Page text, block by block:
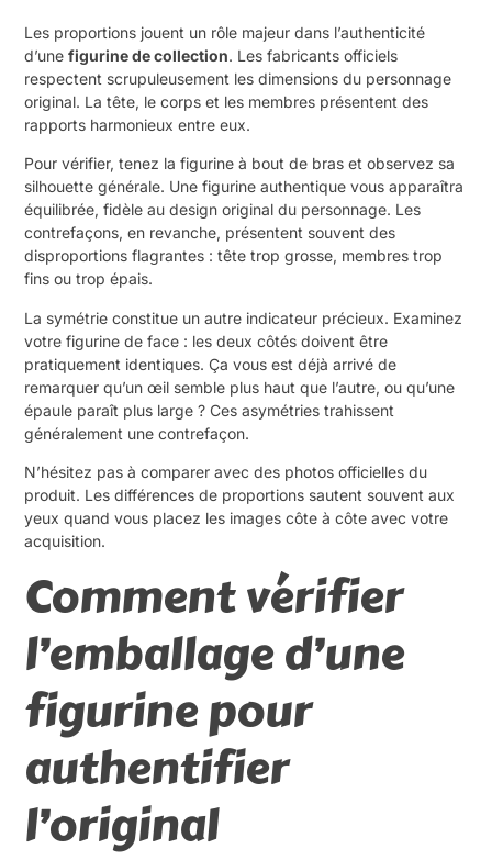
Les proportions jouent un rôle majeur dans l’authenticité
d’unefigurine de collection. Les fabricants officiels
respectent scrupuleusement les dimensions du personnage
original. La tête, le corps et les membres présentent des
rapports harmonieux entre eux.
Pour vérifier, tenez la figurine à bout de bras et observez sa
silhouette générale. Une figurine authentique vous apparaîtra
équilibrée, fidèle au design original du personnage. Les
contrefaçons, en revanche, présentent souvent des
disproportions flagrantes : tête trop grosse, membres trop
fins ou trop épais.
La symétrie constitue un autre indicateur précieux. Examinez
votre figurine de face : les deux côtés doivent être
pratiquement identiques. Ça vous est déjà arrivé de
remarquer qu’un œil semble plus haut que l’autre, ou qu’une
épaule paraît plus large ? Ces asymétries trahissent
généralement une contrefaçon.
N’hésitez pas à comparer avec des photos officielles du
produit. Les différences de proportions sautent souvent aux
yeux quand vous placez les images côte à côte avec votre
acquisition.
Comment vérifier
l’emballage d’une
figurine pour
authentifier
l’original